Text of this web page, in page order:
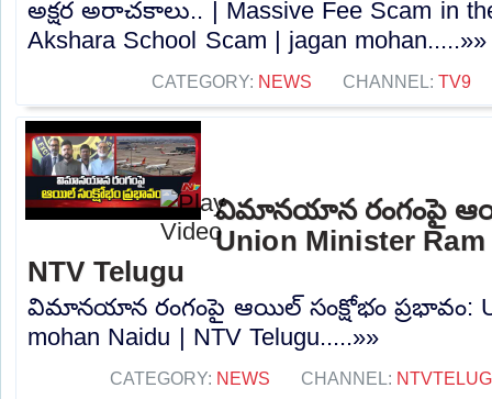
అక్షర అరాచకాలు.. | Massive Fee Scam in
Akshara School Scam | jagan mohan.....»»
CATEGORY: NEWS CHANNEL: TV9
విమానయాన రంగంపై
Union Minister
NTV Telugu
విమానయాన రంగంపై ఆయిల్ సంక్షోభం ప్రభావం:
mohan Naidu | NTV Telugu.....»»
CATEGORY: NEWS CHANNEL: